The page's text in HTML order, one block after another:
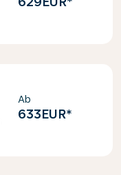
Ab
633EUR*